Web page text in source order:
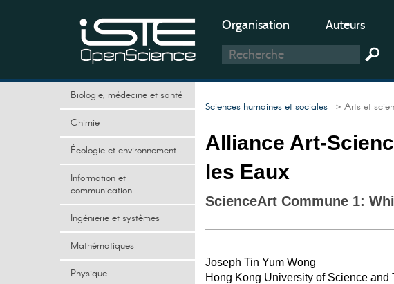
Organisation Auteurs
Biologie, médecine et santé
Chimie
Écologie et environnement
Information et
communication
Ingénierie et systèmes
Mathématiques
Physique
Sciences humaines et sociales > Arts et
Alliance Art-
les Eaux
ScienceArt Commune 1:
Joseph Tin Yum Wong
Hong Kong University of Science and